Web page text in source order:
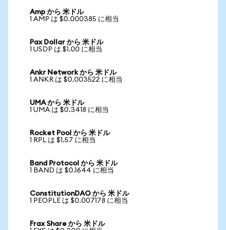
Amp から 米ドル
1 AMP は $0.000385 に相当
Pax Dollar から 米ドル
1 USDP は $1.00 に相当
Ankr Network から 米ドル
1 ANKR は $0.003522 に相当
UMA から 米ドル
1 UMA は $0.3418 に相当
Rocket Pool から 米ドル
1 RPL は $1.57 に相当
Band Protocol から 米ドル
1 BAND は $0.1644 に相当
ConstitutionDAO から 米ドル
1 PEOPLE は $0.007178 に相当
Frax Share から 米ドル